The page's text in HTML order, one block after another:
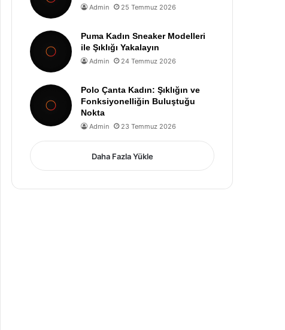
Admin 25 Temmuz 2026
Puma Kadın Sneaker Modelleri
ile Şıklığı Yakalayın
Admin 24 Temmuz 2026
Polo Çanta Kadın: Şıklığın ve
Fonksiyonelliğin Buluştuğu
Nokta
Admin 23 Temmuz 2026
Daha Fazla Yükle